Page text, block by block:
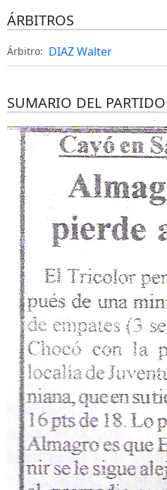
ÁRBITROS
Árbitro: DIAZ Walter
SUMARIO DEL PARTIDO